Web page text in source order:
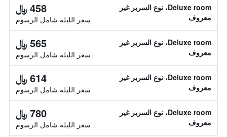
Deluxe room، نوع السرير غير
معروف
458 ﷼
سعر الليلة شامل الرسوم
Deluxe room، نوع السرير غير
معروف
565 ﷼
سعر الليلة شامل الرسوم
Deluxe room، نوع السرير غير
معروف
614 ﷼
سعر الليلة شامل الرسوم
Deluxe room، نوع السرير غير
معروف
780 ﷼
سعر الليلة شامل الرسوم